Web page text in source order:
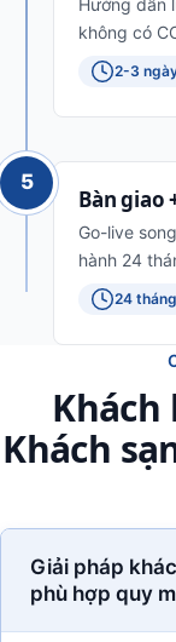
không có
2-3
5
Bàn giao
Go-live
hành 24
24 tháng
Khách
Khách
Giải pháp
phù hợp quy